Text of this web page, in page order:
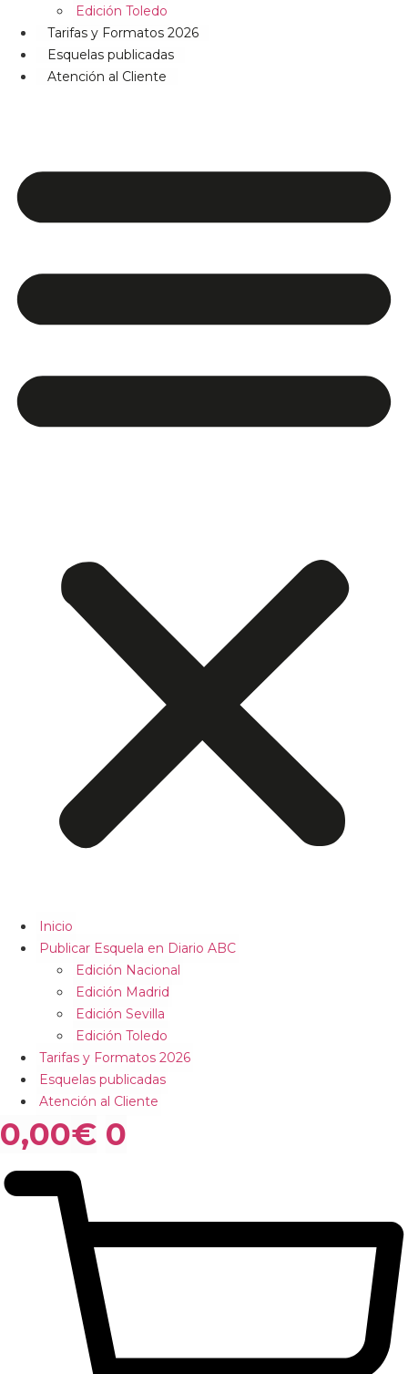
Edición Toledo
Tarifas y Formatos 2026
Esquelas publicadas
Atención al Cliente
Inicio
Publicar Esquela en Diario ABC
Edición Nacional
Edición Madrid
Edición Sevilla
Edición Toledo
Tarifas y Formatos 2026
Esquelas publicadas
Atención al Cliente
0,00€ 0